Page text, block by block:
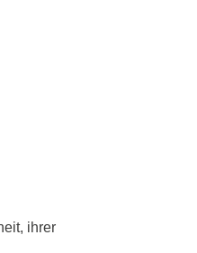
ihrer